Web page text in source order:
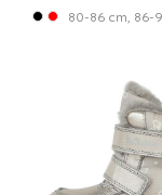
80-86 cm, 86-